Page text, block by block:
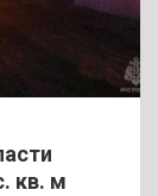
кв. м